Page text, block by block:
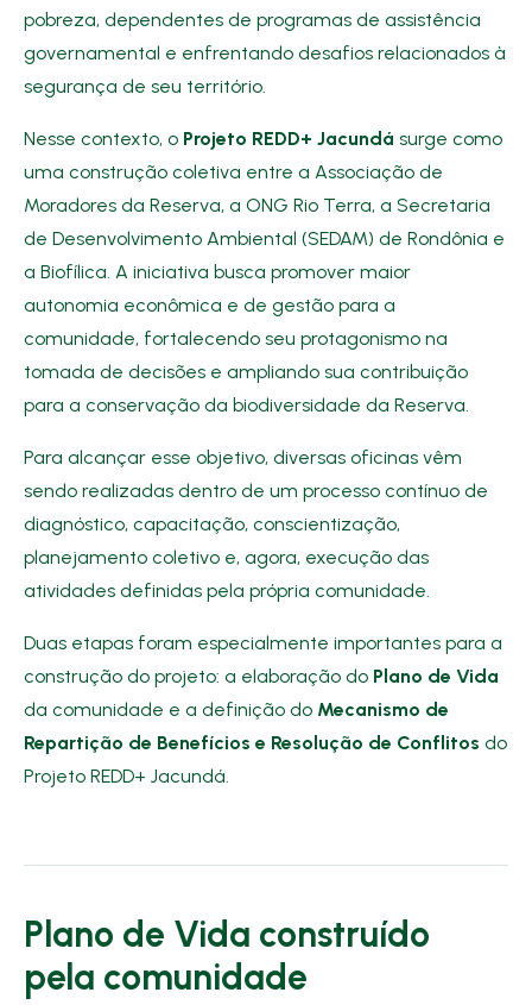
pobreza, dependentes de programas de assistência
governamental e enfrentando desafios relacionados à
segurança de seu território.
Nesse contexto, o Projeto REDD+ Jacundá surge como
uma construção coletiva entre a Associação de
Moradores da Reserva, a ONG Rio Terra, a Secretaria
de Desenvolvimento Ambiental (SEDAM) de Rondônia e
a Biofílica. A iniciativa busca promover maior
autonomia econômica e de gestão para a
comunidade, fortalecendo seu protagonismo na
tomada de decisões e ampliando sua contribuição
para a conservação da biodiversidade da Reserva.
Para alcançar esse objetivo, diversas oficinas vêm
sendo realizadas dentro de um processo contínuo de
diagnóstico, capacitação, conscientização,
planejamento coletivo e, agora, execução das
atividades definidas pela própria comunidade.
Duas etapas foram especialmente importantes para a
construção do projeto: a elaboração do Plano de Vida
da comunidade e a definição do Mecanismo de
Repartição de Benefícios e Resolução de Conflitos do
Projeto REDD+ Jacundá.
Plano de Vida construído
pela comunidade